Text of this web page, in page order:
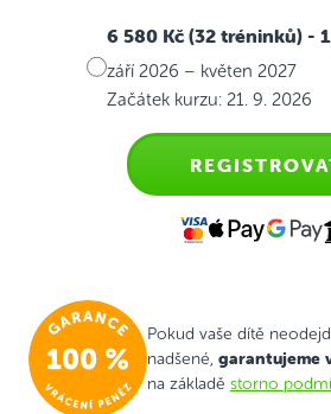
6 580 Kč (32 tréninků) -
září 2026 – květen 2027
Začátek kurzu: 21. 9. 2026
Pokud vaše dítě
nadšené, garantujeme
na základě storno